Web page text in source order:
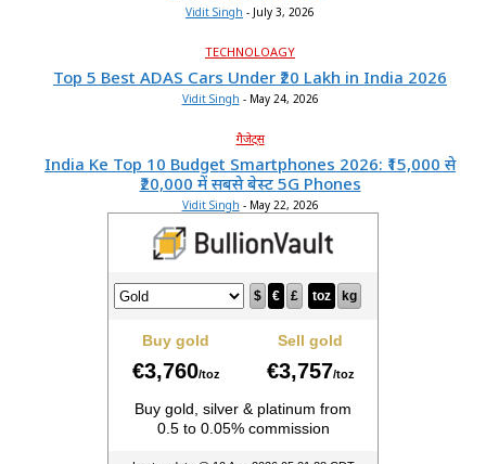
Vidit Singh - July 3, 2026
TECHNOLOAGY
Top 5 Best ADAS Cars Under ₹20 Lakh in India 2026
Vidit Singh - May 24, 2026
गैजेट्स
India Ke Top 10 Budget Smartphones 2026: ₹15,000 से
₹20,000 में सबसे बेस्ट 5G Phones
Vidit Singh - May 22, 2026